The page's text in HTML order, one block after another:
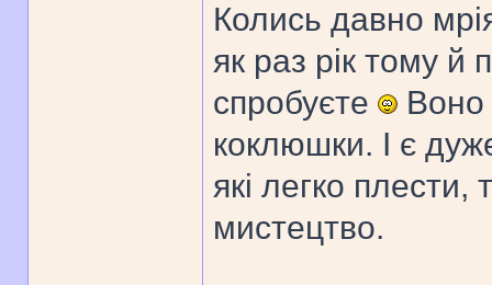
Колись давно
як раз рік тому й
спробуєте
Воно
коклюшки. І є
які легко
мистецтво.